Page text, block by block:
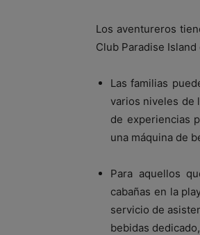
Los aventureros
Club Paradise
Las familias
varios niveles de
de experiencias
una máquina de
Para aquellos
cabañas en la
servicio de
bebidas